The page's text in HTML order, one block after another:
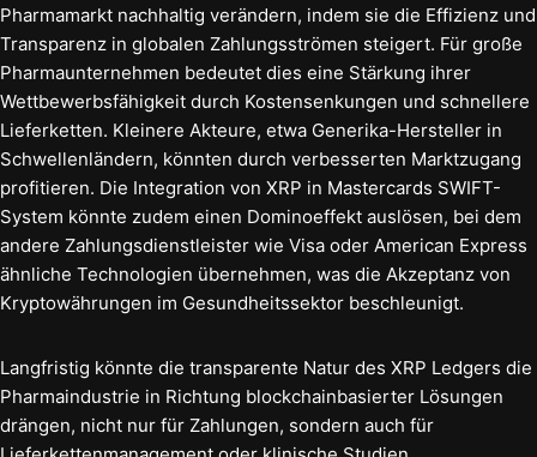
Pharmamarkt nachhaltig verändern, indem sie die Effizienz und
Transparenz in globalen Zahlungsströmen steigert. Für große
Pharmaunternehmen bedeutet dies eine Stärkung ihrer
Wettbewerbsfähigkeit durch Kostensenkungen und schnellere
Lieferketten. Kleinere Akteure, etwa Generika-Hersteller in
Schwellenländern, könnten durch verbesserten Marktzugang
profitieren. Die Integration von XRP in Mastercards SWIFT-
System könnte zudem einen Dominoeffekt auslösen, bei dem
andere Zahlungsdienstleister wie Visa oder American Express
ähnliche Technologien übernehmen, was die Akzeptanz von
Kryptowährungen im Gesundheitssektor beschleunigt.
Langfristig könnte die transparente Natur des XRP Ledgers die
Pharmaindustrie in Richtung blockchainbasierter Lösungen
drängen, nicht nur für Zahlungen, sondern auch für